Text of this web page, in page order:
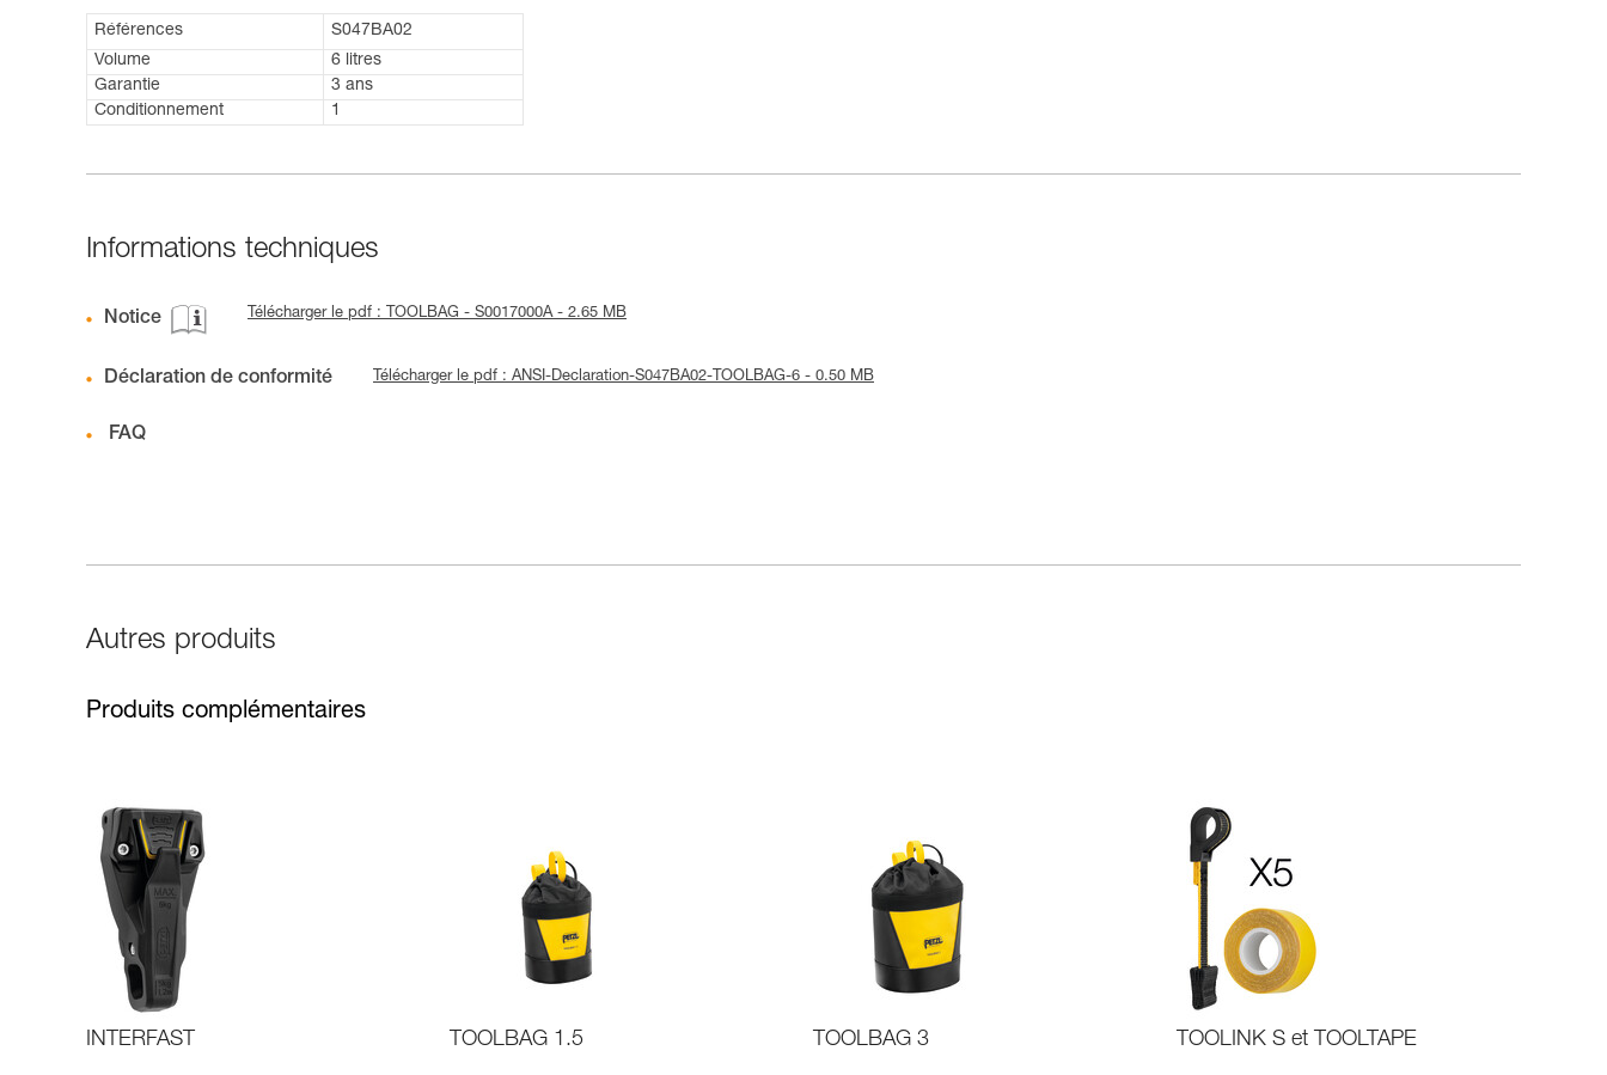
Références
S047BA02
Volume
6 litres
Garantie
3 ans
Conditionnement
1
Informations techniques
Notice Télécharger le pdf : TOOLBAG - S0017000A - 2.65 MB
Déclaration de conformité Télécharger le pdf : ANSI-Declaration-S047BA02-TOOLBAG-6 - 0.50 MB
FAQ
Autres produits
Produits complémentaires
INTERFAST TOOLBAG 1.5 TOOLBAG 3 TOOLINK S et TOOLTAPE